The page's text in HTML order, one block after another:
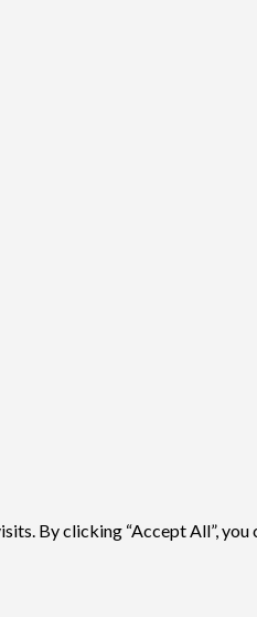
By clicking “Accept All”, you